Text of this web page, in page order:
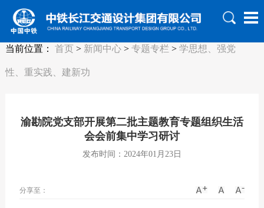
当前位置： 首页> 新闻中心> 专题专栏 > 学思想、强党
性、重实践、建新功
渝勘院党支部开展第二批主题教育专题组织生活
会会前集中学习研讨
发布时间：2024年01月23日
分享至：